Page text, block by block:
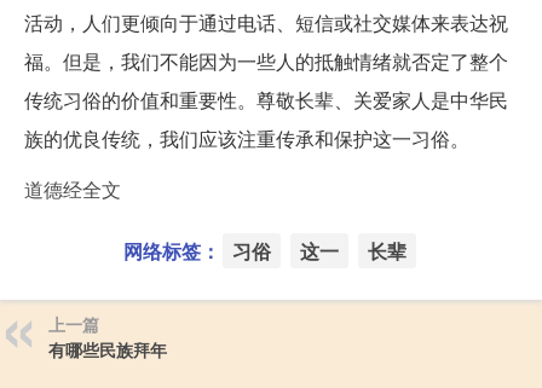
活动，人们更倾向于通过电话、短信或社交媒体来表达祝
福。但是，我们不能因为一些人的抵触情绪就否定了整个
传统习俗的价值和重要性。尊敬长辈、关爱家人是中华民
族的优良传统，我们应该注重传承和保护这一习俗。
道德经全文
网络标签： 习俗 这一 长辈
上一篇
有哪些民族拜年